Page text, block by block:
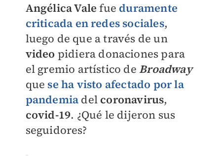
Angélica Vale fue duramente
criticada en redes sociales,
luego de que a través de un
video pidiera donaciones para
el gremio artístico de Broadway
que se ha visto afectado por la
pandemia del coronavirus,
covid-19. ¿Qué le dijeron sus
seguidores?